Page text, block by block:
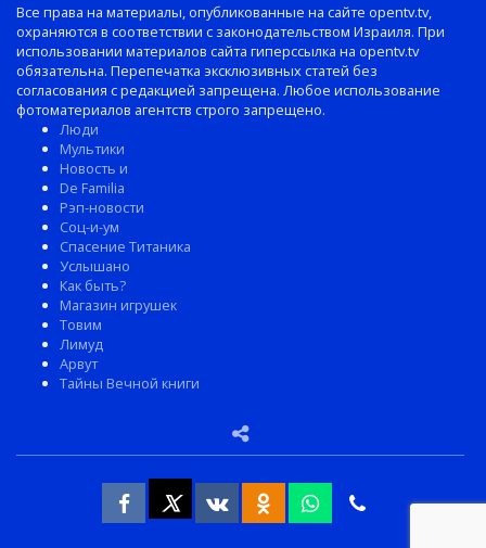
Все права на материалы, опубликованные на сайте opentv.tv,
охраняются в соответствии с законодательством Израиля. При
использовании материалов сайта гиперссылка на opentv.tv
обязательна. Перепечатка эксклюзивных статей без
согласования с редакцией запрещена. Любое использование
фотоматериалов агентств строго запрещено.
Люди
Мультики
Новость и
De Familia
Рэп-новости
Соц-и-ум
Спасение Титаника
Услышано
Как быть?
Магазин игрушек
Товим
Лимуд
Арвут
Тайны Вечной книги